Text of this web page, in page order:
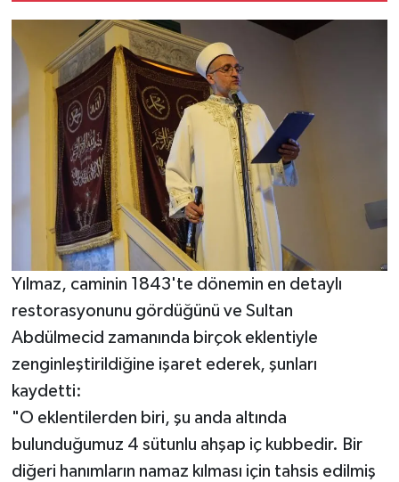
Yılmaz, caminin 1843'te dönemin en detaylı
restorasyonunu gördüğünü ve Sultan
Abdülmecid zamanında birçok eklentiyle
zenginleştirildiğine işaret ederek, şunları
kaydetti:
"O eklentilerden biri, şu anda altında
bulunduğumuz 4 sütunlu ahşap iç kubbedir. Bir
diğeri hanımların namaz kılması için tahsis edilmiş